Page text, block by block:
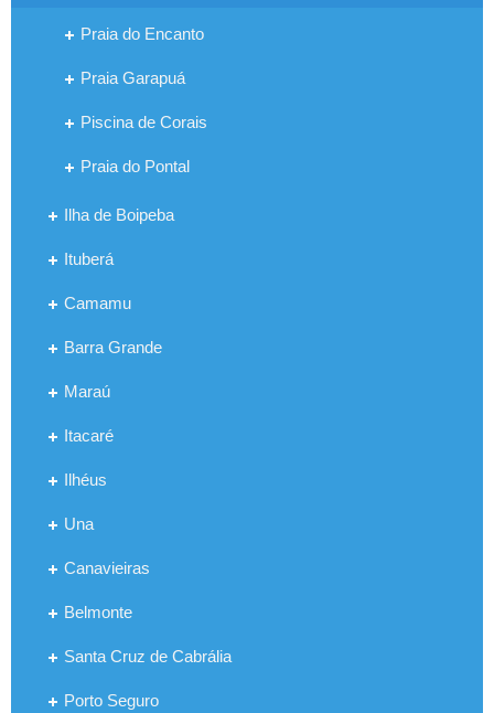
Praia do Encanto
Praia Garapuá
Piscina de Corais
Praia do Pontal
Ilha de Boipeba
Ituberá
Camamu
Barra Grande
Maraú
Itacaré
Ilhéus
Una
Canavieiras
Belmonte
Santa Cruz de Cabrália
Porto Seguro